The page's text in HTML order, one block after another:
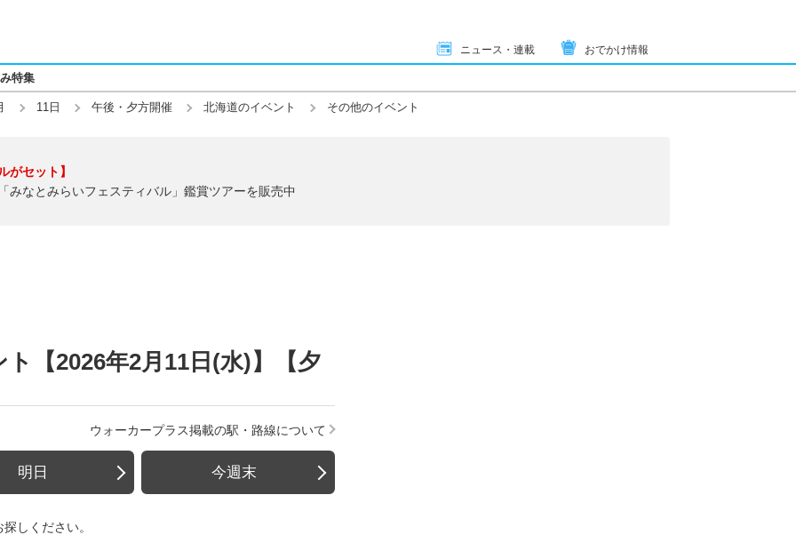
ニュース・連載 おでかけ情報
特集
11日 午後・夕方開催 北海道のイベント その他のイベント
がセット】
みなとみらいフェスティバル」鑑賞ツアーを販売中
【2026年2月11日(水)】【夕
ウォーカープラス掲載の駅・路線について
明日 今週末
しください。